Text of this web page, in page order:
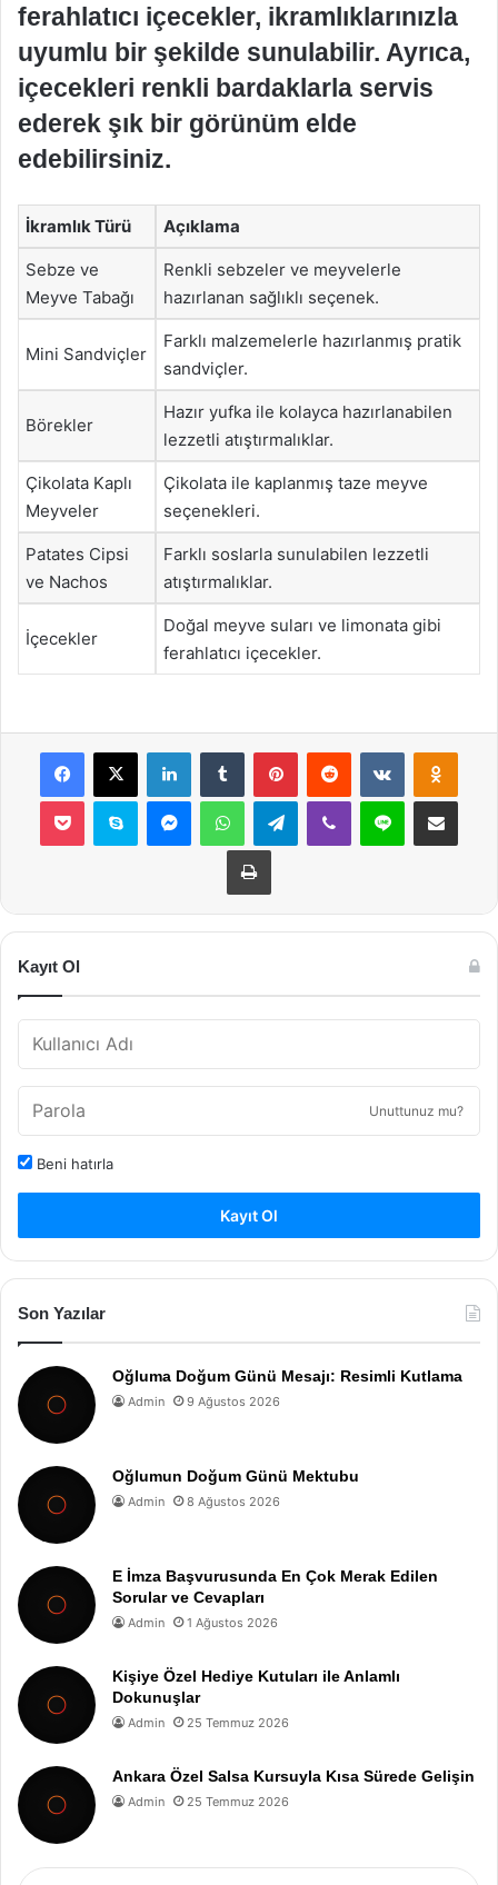
ferahlatıcı içecekler, ikramlıklarınızla
uyumlu bir şekilde sunulabilir. Ayrıca,
içecekleri renkli bardaklarla servis
ederek şık bir görünüm elde
edebilirsiniz.
İkramlık Türü Açıklama
Sebze ve
Meyve Tabağı
Renkli sebzeler ve meyvelerle
hazırlanan sağlıklı seçenek.
Mini Sandviçler
Farklı malzemelerle hazırlanmış pratik
sandviçler.
Börekler
Hazır yufka ile kolayca hazırlanabilen
lezzetli atıştırmalıklar.
Çikolata Kaplı
Meyveler
Çikolata ile kaplanmış taze meyve
seçenekleri.
Patates Cipsi
ve Nachos
Farklı soslarla sunulabilen lezzetli
atıştırmalıklar.
İçecekler
Doğal meyve suları ve limonata gibi
ferahlatıcı içecekler.
Facebook
X LinkedInTumblr PinterestReddit VKontakte
Pocket Skype MessengerWhatsAppTelegramViber Line E-Posta ile
Yazdır
Kayıt Ol
Unuttunuz mu?
Beni hatırla
Kayıt Ol
Son Yazılar
Oğluma Doğum Günü Mesajı: Resimli Kutlama
Admin 9 Ağustos 2026
Oğlumun Doğum Günü Mektubu
Admin 8 Ağustos 2026
E İmza Başvurusunda En Çok Merak Edilen
Sorular ve Cevapları
Admin 1 Ağustos 2026
Kişiye Özel Hediye Kutuları ile Anlamlı
Dokunuşlar
Admin 25 Temmuz 2026
Ankara Özel Salsa Kursuyla Kısa Sürede Gelişin
Admin 25 Temmuz 2026